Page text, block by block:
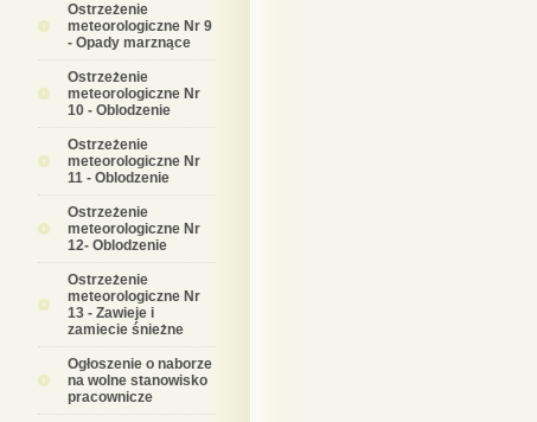
Ostrzeżenie
meteorologiczne Nr 9
- Opady marznące
Ostrzeżenie
meteorologiczne Nr
10 - Oblodzenie
Ostrzeżenie
meteorologiczne Nr
11 - Oblodzenie
Ostrzeżenie
meteorologiczne Nr
12- Oblodzenie
Ostrzeżenie
meteorologiczne Nr
13 - Zawieje i
zamiecie śnieżne
Ogłoszenie o naborze
na wolne stanowisko
pracownicze